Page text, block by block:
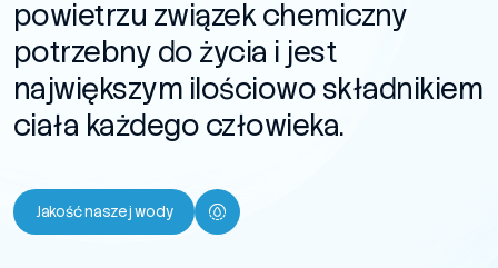
powietrzu związek chemiczny
potrzebny do życia i jest
największym ilościowo składnikiem
ciała każdego człowieka.
Jakość naszej wody